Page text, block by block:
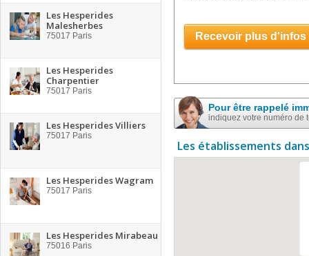
Les Hesperides
Malesherbes
75017 Paris
Les Hesperides
Charpentier
75017 Paris
Les Hesperides Villiers
75017 Paris
Les Hesperides Wagram
75017 Paris
Les Hesperides Mirabeau
75016 Paris
Recevoir plus d'infos
Pour être rappelé
indiquez votre numéro de
Les établissements